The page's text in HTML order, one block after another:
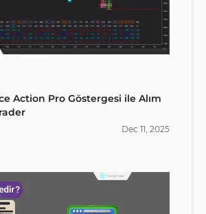
Action Pro Göstergesi ile Alım
Dec 11, 2025